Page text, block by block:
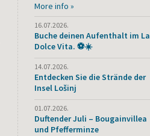
More info »
16.07.2026.
Buche deinen Aufenthalt im La
Dolce Vita. ⚽☀️
14.07.2026.
Entdecken Sie die Strände der
Insel Lošinj
01.07.2026.
Duftender Juli – Bougainvillea
und Pfefferminze